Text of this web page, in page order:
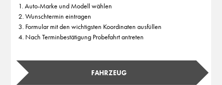
1. Auto-Marke und Modell wählen
2. Wunschtermin eintragen
3. Formular mit den wichtigsten Koordinaten ausfüllen
4. Nach Terminbestätigung Probefahrt antreten
FAHRZEUG